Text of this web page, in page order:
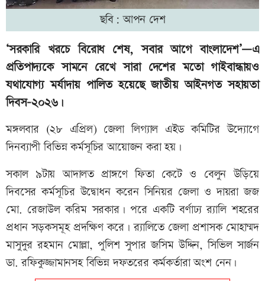
ছবি: আপন দেশ
‘সরকারি খরচে বিরোধ শেষ, সবার আগে বাংলাদেশ’—এ
প্রতিপাদ্যকে সামনে রেখে সারা দেশের মতো গাইবান্ধায়ও
যথাযোগ্য মর্যাদায় পালিত হয়েছে জাতীয় আইনগত সহায়তা
দিবস-২০২৬।
মঙ্গলবার (২৮ এপ্রিল) জেলা লিগ্যাল এইড কমিটির উদ্যোগে
দিনব্যাপী বিভিন্ন কর্মসূচির আয়োজন করা হয়।
সকাল ৯টায় আদালত প্রাঙ্গণে ফিতা কেটে ও বেলুন উড়িয়ে
দিবসের কর্মসূচির উদ্বোধন করেন সিনিয়র জেলা ও দায়রা জজ
মো. রেজাউল করিম সরকার। পরে একটি বর্ণাঢ্য র‌্যালি শহরের
প্রধান সড়কসমূহ প্রদক্ষিণ করে। র‌্যালিতে জেলা প্রশাসক মোহাম্মদ
মাসুদুর রহমান মোল্লা, পুলিশ সুপার জসিম উদ্দিন, সিভিল সার্জন
ডা. রফিকুজ্জামানসহ বিভিন্ন দফতরের কর্মকর্তারা অংশ নেন।